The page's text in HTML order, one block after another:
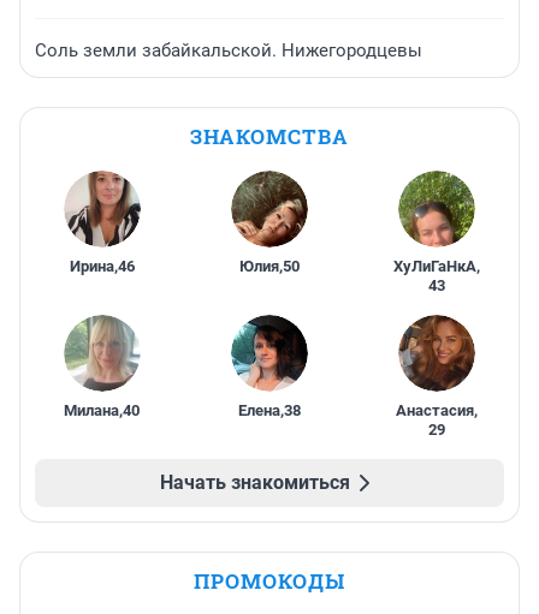
Соль земли забайкальской. Нижегородцевы
ЗНАКОМСТВА
Ирина,46 Юлия,50 ХуЛиГаНкА,
43
Милана,40 Елена,38 Анастасия,
29
Начать знакомиться
ПРОМОКОДЫ